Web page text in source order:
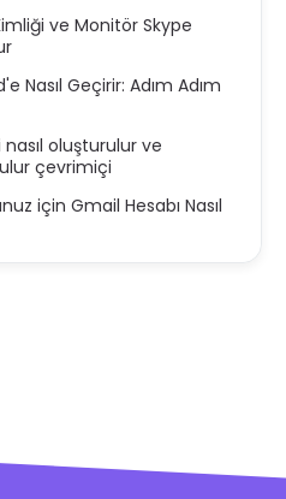
ve Monitör Skype
Nasıl Geçirir: Adım Adım
oluşturulur ve
çevrimiçi
için Gmail Hesabı Nasıl